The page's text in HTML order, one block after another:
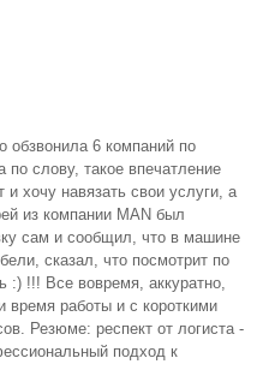
обзвонила 6 компаний по
по слову, такое впечатление
хочу навязать свои услуги, а
из компании MAN был
сам и сообщил, что в машине
сказал, что посмотрит по
:) !!! Все вовремя, аккуратно,
время работы и с короткими
Резюме: респект от логиста -
подход к